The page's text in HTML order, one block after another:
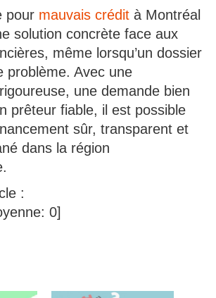
pour mauvais crédit à Montréal
solution concrète face aux
même lorsqu’un dossier
problème. Avec une
une demande bien
prêteur fiable, il est possible
sûr, transparent et
dans la région
:
0]